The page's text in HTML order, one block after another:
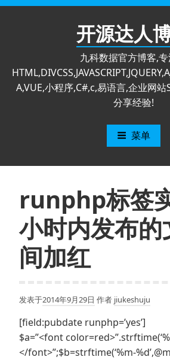
跳
开源达人
九科数据官方博客,
A,VUE,小程序,C#,c,易语言,企业网
分享经验!
菜单
runphp标签
小时内发布的
间加红
发表于2014年9月29日 作者 jiukeshuju
[field:pubdate runphp=’yes’]
$a=”<font
</font>”;$b=strftime(‘%m-